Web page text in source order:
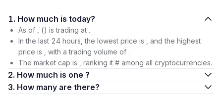
1. How much is today?
As of , () is trading at .
In the last 24 hours, the lowest price is , and the highest
price is , with a trading volume of .
The market cap is , ranking it # among all cryptocurrencies.
2. How much is one ?
3. How many are there?